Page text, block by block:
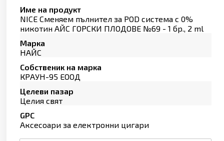
Име на продукт
NICE Сменяем пълнител за POD система с 0%
никотин АЙС ГОРСКИ ПЛОДОВЕ №69 - 1 бр., 2 ml
Марка
НАЙС
Собственик на марка
КРАУН-95 ЕООД
Целеви пазар
Целия свят
GPC
Аксесоари за електронни цигари